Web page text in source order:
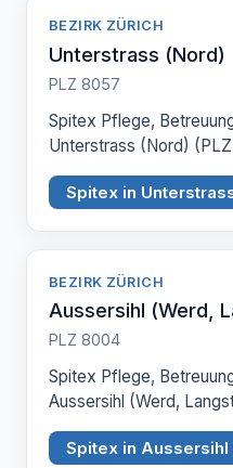
BEZIRK ZÜRICH
Unterstrass (Nord)
PLZ 8057
Spitex Pflege,
Unterstrass (Nord)
Spitex in
BEZIRK ZÜRICH
Aussersihl (Werd,
PLZ 8004
Spitex Pflege,
Aussersihl (Werd,
Spitex in Aussersihl